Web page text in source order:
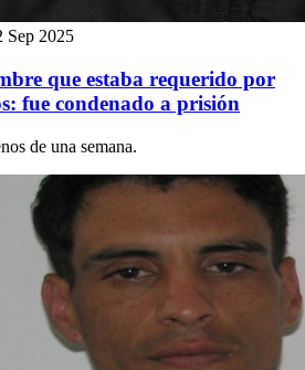
Sep 2025
que estaba requerido por
fue condenado a prisión
de una semana.